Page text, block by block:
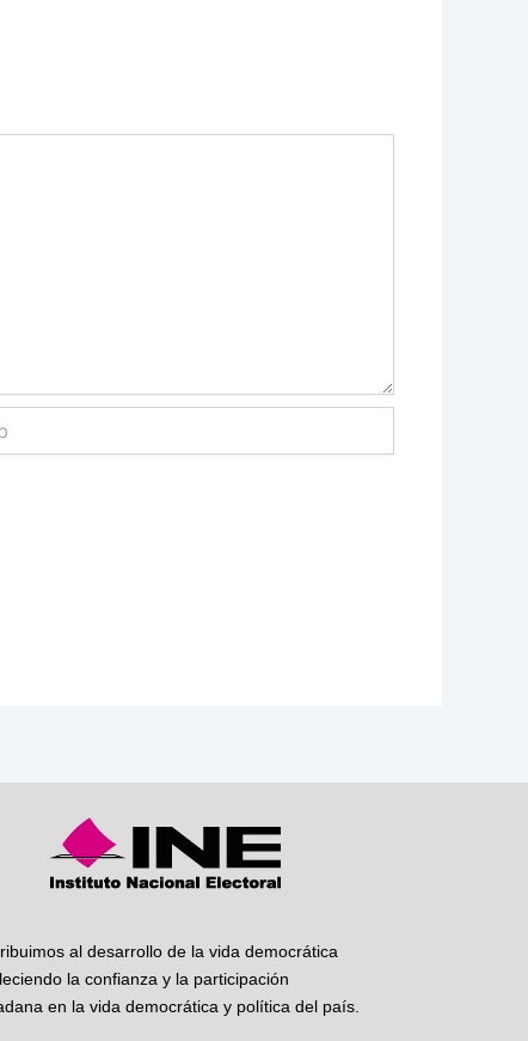
al desarrollo de la vida democrática
la confianza y la participación
en la vida democrática y política del país.